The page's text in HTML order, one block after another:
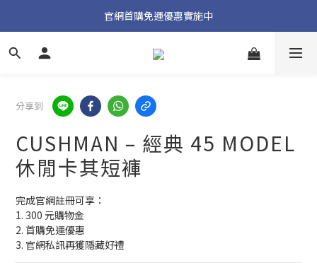
加入官方 LINE 獲取隱藏好禮
官網首購免運優惠實施中
加入官方 LINE 獲取隱藏好禮
分享到
CUSHMAN – 經典 45 MODEL
休閒卡其短褲
完成官網註冊可享：
1. 300 元購物金
2. 首購免運優惠
3. 官網私訊再獲隱藏好禮